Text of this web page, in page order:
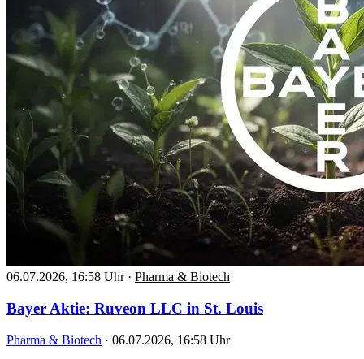
06.07.2026, 16:58 Uhr · Pharma & Biotech
Bayer Aktie: Ruveon LLC in St. Louis
Pharma & Biotech · 06.07.2026, 16:58 Uhr